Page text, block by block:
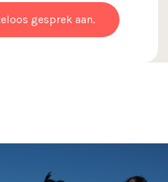
gesprek aan.